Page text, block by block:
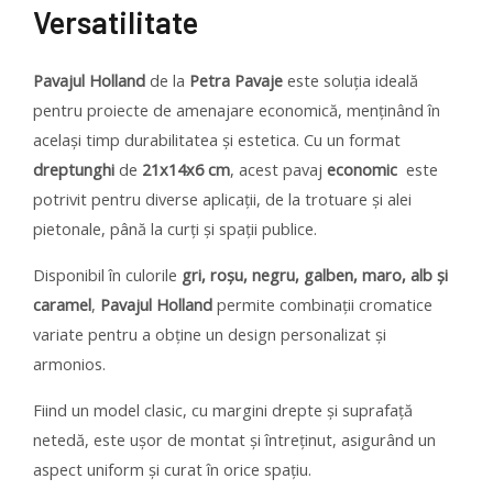
Versatilitate
Pavajul Holland de la Petra Pavaje este soluția ideală
pentru proiecte de amenajare economică, menținând în
același timp durabilitatea și estetica. Cu un format
dreptunghi de 21x14x6 cm, acest pavaj economic este
potrivit pentru diverse aplicații, de la trotuare și alei
pietonale, până la curți și spații publice.
Disponibil în culorile gri, roșu, negru, galben, maro, alb și
caramel, Pavajul Holland permite combinații cromatice
variate pentru a obține un design personalizat și
armonios.
Fiind un model clasic, cu margini drepte și suprafață
netedă, este ușor de montat și întreținut, asigurând un
aspect uniform și curat în orice spațiu.